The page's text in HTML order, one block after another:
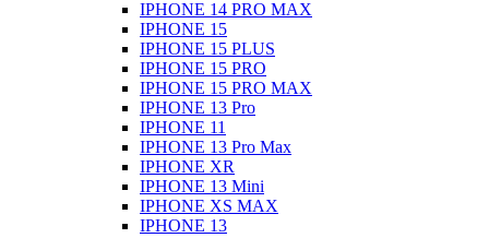
IPHONE 14 PRO MAX
IPHONE 15
IPHONE 15 PLUS
IPHONE 15 PRO
IPHONE 15 PRO MAX
IPHONE 13 Pro
IPHONE 11
IPHONE 13 Pro Max
IPHONE XR
IPHONE 13 Mini
IPHONE XS MAX
IPHONE 13